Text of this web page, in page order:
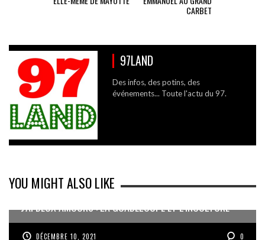
CARBET
97LAND
Des infos, des potins, des
événements... Toute l'actu du 97.
YOU MIGHT ALSO LIKE
J’AI DEUX AMOURS : LA GUADELOUPE ET L’INCULTURE
DÉCEMBRE 10, 2021 0